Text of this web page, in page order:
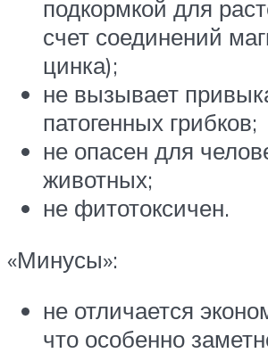
подкормкой для
счет соединений
цинка);
не вызывает
патогенных грибков;
не опасен для
животных;
не фитотоксичен.
«Минусы»:
не отличается
что особенно